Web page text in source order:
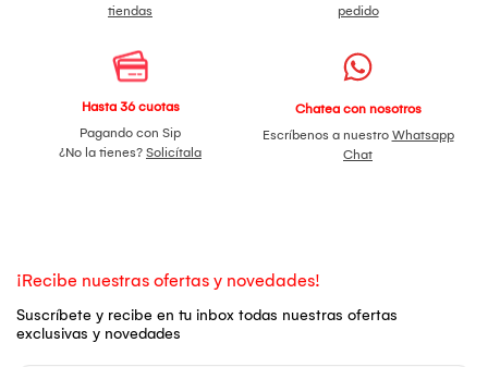
tiendas
pedido
Hasta 36 cuotas
Pagando con Sip
¿No la tienes? Solicítala
Chatea con nosotros
Escríbenos a nuestro Whatsapp
Chat
¡Recibe nuestras ofertas y novedades!
Suscríbete y recibe en tu inbox todas nuestras ofertas
exclusivas y novedades